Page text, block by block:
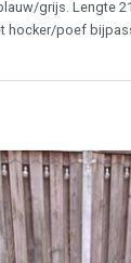
grijs. Lengte
hocker/poef